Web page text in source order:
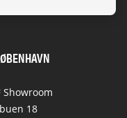
Showroom
18